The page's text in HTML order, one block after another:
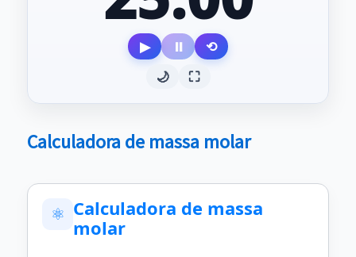
▶ ⏸
⟲
🌙
⛶
Calculadora de massa molar
⚛ Calculadora de massa
molar